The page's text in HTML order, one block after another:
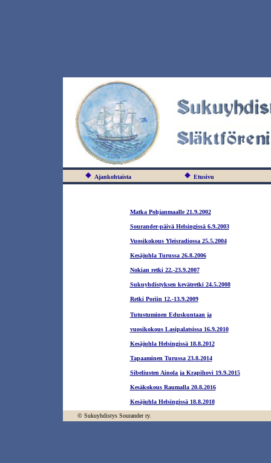
Ajankohtaista Etusivu
Matka Pohjanmaalle 21.9.2002
Sourander-päivä Helsingissä 6.9.2003
Vuosikokous Yleisradiossa 25.5.2004
Kesäjuhla Turussa 26.8.2006
Nokian retki 22.-23.9.2007
Sukuyhdistyksen kevätretki 24.5.2008
Retki Poriin 12.-13.9.2009
Tutustuminen Eduskuntaan ja
vuosikokous Lasipalatsissa 16.9.2010
Kesäjuhla Helsingissä 18.8.2012
Tapaaminen Turussa 23.8.2014
Sibeliusten Ainola ja Krapihovi 19.9.2015
Kesäkokous Raumalla 20.8.2016
Kesäjuhla Helsingissä 18.8.2018
© Sukuyhdistys Sourander ry.